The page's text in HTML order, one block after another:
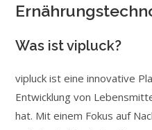
Was ist vipluck?
vipluck ist eine innovative
Entwicklung von
hat. Mit einem Fokus auf